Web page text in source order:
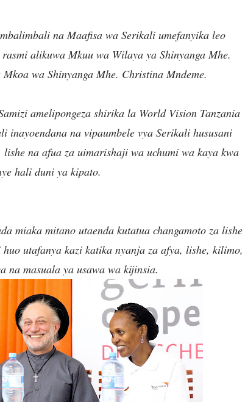
na Maafisa wa Serikali umefanyika leo
alikuwa Mkuu wa Wilaya ya Shinyanga Mhe.
wa Shinyanga Mhe. Christina Mndeme.
amelipongeza shirika la World Vision Tanzania
inayoendana na vipaumbele vya Serikali hususani
na afua za uimarishaji wa uchumi wa kaya kwa
hali duni ya kipato.
miaka mitano utaenda kutatua changamoto za lishe
utafanya kazi katika nyanja za afya, lishe, kilimo,
na masuala ya usawa wa kijinsia.